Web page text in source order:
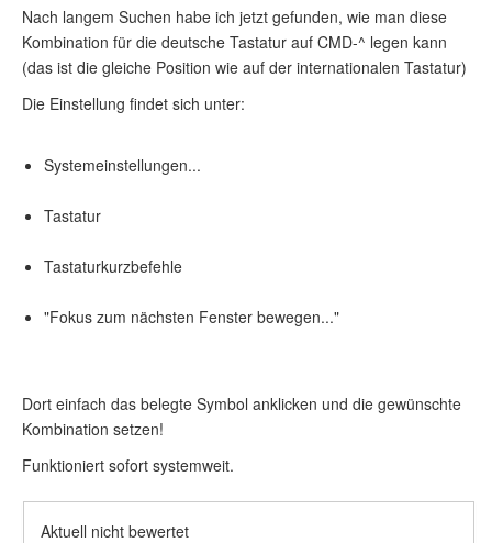
Nach langem Suchen habe ich jetzt gefunden, wie man diese
Kombination für die deutsche Tastatur auf CMD-^ legen kann
(das ist die gleiche Position wie auf der internationalen Tastatur)
Die Einstellung findet sich unter:
Systemeinstellungen...
Tastatur
Tastaturkurzbefehle
"Fokus zum nächsten Fenster bewegen..."
Dort einfach das belegte Symbol anklicken und die gewünschte
Kombination setzen!
Funktioniert sofort systemweit.
Aktuell nicht bewertet